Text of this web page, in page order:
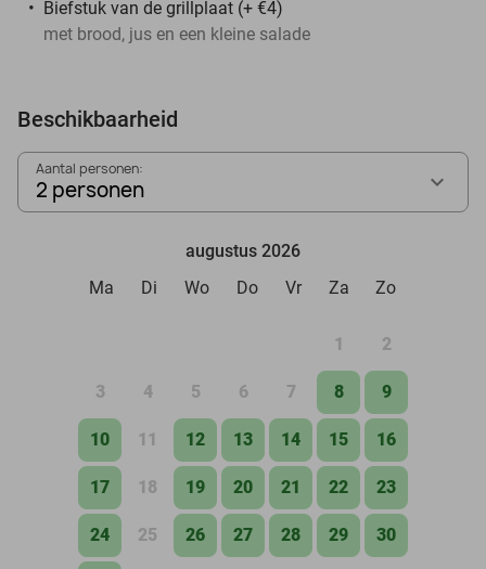
Biefstuk van de grillplaat (+ €4)
met brood, jus en een kleine salade
Beschikbaarheid
Aantal personen:
2 personen
augustus 2026
Ma
Di Wo Do Vr Za Zo
1 2
3 4 5 6 7 8 9
10 11 12 13 14 15 16
17 18 19 20 21 22 23
24 25 26 27 28 29 30